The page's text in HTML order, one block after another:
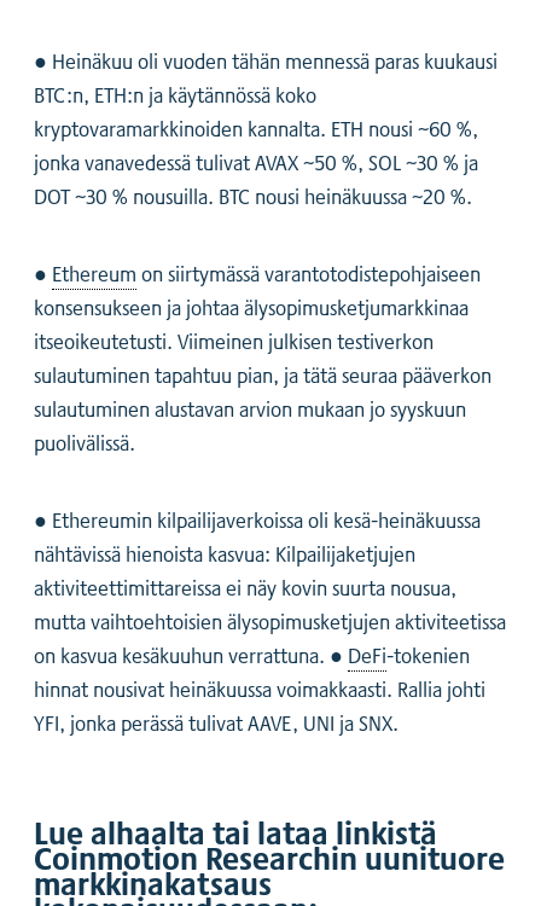
● Heinäkuu oli vuoden tähän mennessä paras kuukausi
BTC:n, ETH:n ja käytännössä koko
kryptovaramarkkinoiden kannalta. ETH nousi ~60 %,
jonka vanavedessä tulivat AVAX ~50 %, SOL ~30 % ja
DOT ~30 % nousuilla. BTC nousi heinäkuussa ~20 %.
● Ethereumon siirtymässä varantotodistepohjaiseen
konsensukseen ja johtaa älysopimusketjumarkkinaa
itseoikeutetusti. Viimeinen julkisen testiverkon
sulautuminen tapahtuu pian, ja tätä seuraa pääverkon
sulautuminen alustavan arvion mukaan jo syyskuun
puolivälissä.
● Ethereumin kilpailijaverkoissa oli kesä-heinäkuussa
nähtävissä hienoista kasvua: Kilpailijaketjujen
aktiviteettimittareissa ei näy kovin suurta nousua,
mutta vaihtoehtoisien älysopimusketjujen aktiviteetissa
on kasvua kesäkuuhun verrattuna. ● DeFi-tokenien
hinnat nousivat heinäkuussa voimakkaasti. Rallia johti
YFI, jonka perässä tulivat AAVE, UNI ja SNX.
Lue alhaalta tai lataa linkistä
Coinmotion Researchin uunituore
markkinakatsaus